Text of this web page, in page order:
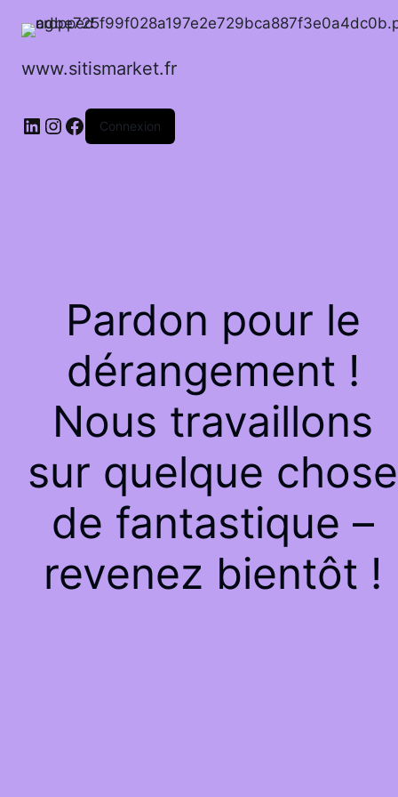
www.sitismarket.fr
LinkedIn
Instagram
Facebook
Connexion
Pardon pour le
dérangement !
Nous travaillons
sur quelque chose
de fantastique –
revenez bientôt !